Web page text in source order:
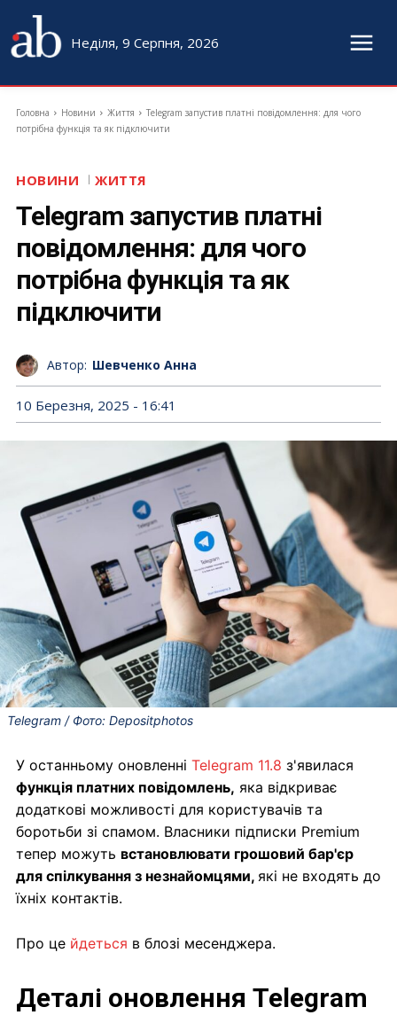
Неділя, 9 Серпня, 2026
Головна Новини Життя
Telegram запустив платні повідомлення: для чого
потрібна функція та як підключити
НОВИНИ ЖИТТЯ
Telegram запустив платні
повідомлення: для чого
потрібна функція та як
підключити
Автор: Шевченко Анна
10 Березня, 2025 - 16:41
Telegram / Фото: Depositphotos
У останньому оновленні Telegram 11.8 з'явилася
функція платних повідомлень, яка відкриває
додаткові можливості для користувачів та
боротьби зі спамом. Власники підписки Premium
тепер можуть встановлювати грошовий бар'єр
для спілкування з незнайомцями, які не входять до
їхніх контактів.
Про це йдеться в блозі месенджера.
Деталі оновлення Telegram